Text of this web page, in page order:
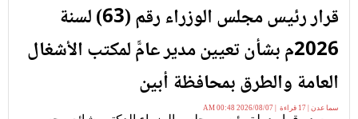
قرار رئيس مجلس الوزراء رقم (63) لسنة
2026م بشأن تعيين مدير عامًّ لمكتب الأشغال
العامة والطرق بمحافظة أبين
سما عدن | 17 قراءة | 2026/08/07 00:48 AM